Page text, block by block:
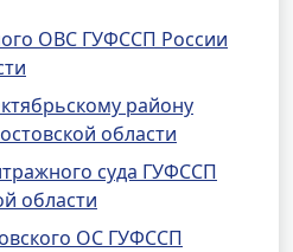
ОВС ГУФССП России
району
области
суда ГУФССП
области
ОС ГУФССП